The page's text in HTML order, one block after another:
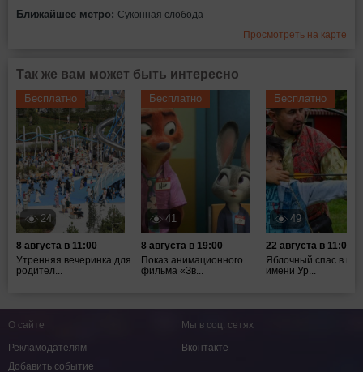
Ближайшее метро: Суконная слобода
Просмотреть на карте
Так же вам может быть интересно
Бесплатно
24
8 августа в 11:00
Утренняя вечеринка для
родител...
Бесплатно
41
8 августа в 19:00
Показ анимационного
фильма «Зв...
Бесплатно
49
22 августа в 11:00
Яблочный спас в
имени Ур...
О сайте
Рекламодателям
Добавить событие
Мы в соц. сетях
Вконтакте